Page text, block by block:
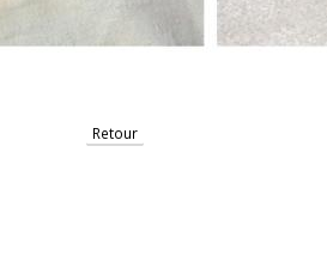
Retour